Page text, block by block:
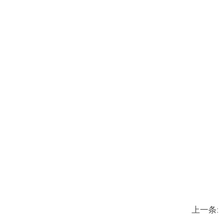
上一条: